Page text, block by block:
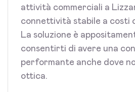
attività commerciali a
connettività stabile a costi
La soluzione è
consentirti di avere una
performante anche dove
ottica.